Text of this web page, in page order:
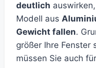
deutlich
Modell aus
Gewicht fallen.
größer Ihre Fenster
müssen Sie auch